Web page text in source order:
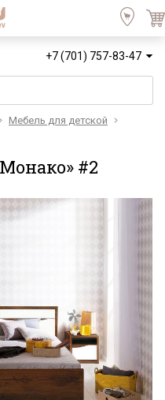
+7 (701) 757-83-47
Мебель для детской
#2